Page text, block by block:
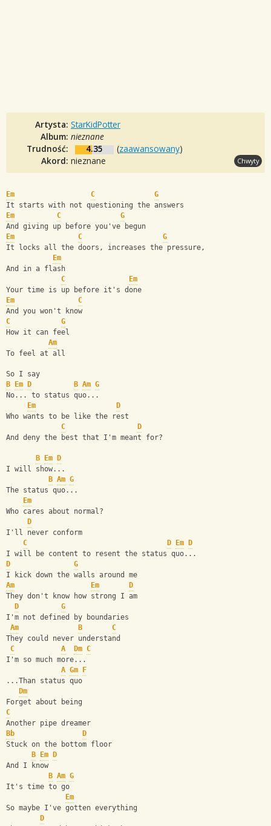
Artysta: StarKidPotter
Album: nieznane
Trudność:
4.35 (zaawansowany)
Akord: nieznane Chwyty
Em C
G
It starts with not questioning the answers
Em
C
G
And giving up before you've begun
Em
C
G
It locks all the doors, increases the pressure,
Em
And in a flash
C
Em
Your time is up before it's done
Em
C
And you won't know
C
G
How it can feel
Am
To feel at all
So I say
B
Em D B Am G
No... to status quo...
Em
D
Who wants to be like the rest
C
D
And deny the best that I'm meant for?
B Em
D
I will show...
B Am G
The status quo...
Em
Who cares about normal?
D
I'll never conform
C
D Em
D
I will be content to resent the status quo...
D
G
I kick down the walls around me
Am
Em
D
They don't know how strong I am
D
G
I'm not defined by boundaries
Am
B
C
They could never understand
C
A Dm C
I'm so much more...
A Gm
F
...Than status quo
Dm
Forget about being
C
Another pipe dreamer
Bb
D
Stuck on the bottom floor
B
Em
D
And I know
B Am G
It's time to go
Em
So maybe I've gotten everything
D